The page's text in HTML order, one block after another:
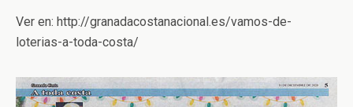
Ver en: http://granadacostanacional.es/vamos-de-
loterias-a-toda-costa/